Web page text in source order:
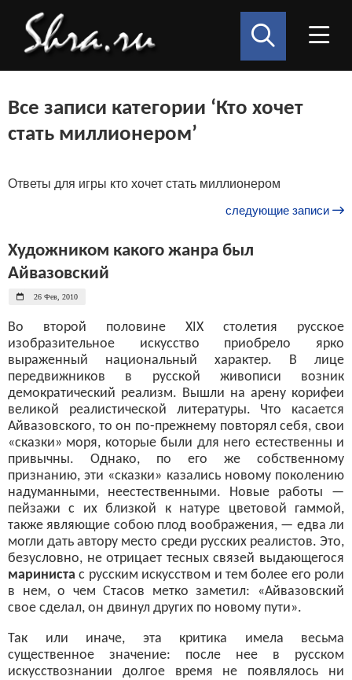
Все записи категории ‘Кто хочет
стать миллионером’
Ответы для игры кто хочет стать миллионером
следующие записи
Художником какого жанра был
Айвазовский
26 Фев, 2010
Во второй половине XIX столетия русское
изобразительное искусство приобрело ярко
выраженный национальный характер. В лице
передвижников в русской живописи возник
демократический реализм. Вышли на арену корифеи
великой реалистической литературы. Что касается
Айвазовского, то он по-прежнему повторял себя, свои
«сказки» моря, которые были для него естественны и
привычны. Однако, по его же собственному
признанию, эти «сказки» казались новому поколению
надуманными, неестественными. Новые работы —
пейзажи с их близкой к натуре цветовой гаммой,
также являющие собою плод воображения, — едва ли
могли дать автору место среди русских реалистов. Это,
безусловно, не отрицает тесных связей выдающегося
маринистас русским искусством и тем более его роли
в нем, о чем Стасов метко заметил: «Айвазовский
свое сделал, он двинул других по новому пути».
Так или иначе, эта критика имела весьма
существенное значение: после нее в русском
искусствознании долгое время не появлялось ни